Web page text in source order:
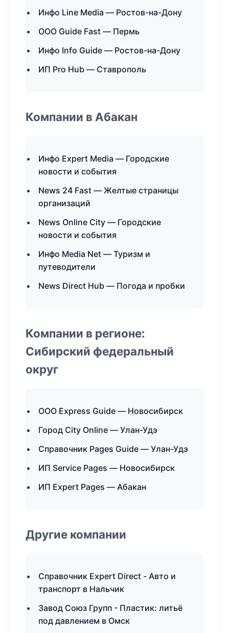
Инфо Line Media — Ростов-на-Дону
ООО Guide Fast — Пермь
Инфо Info Guide — Ростов-на-Дону
ИП Pro Hub — Ставрополь
Компании в Абакан
Инфо Expert Media — Городские
новости и события
News 24 Fast — Желтые страницы
организаций
News Online City — Городские
новости и события
Инфо Media Net — Туризм и
путеводители
News Direct Hub — Погода и пробки
Компании в регионе:
Сибирский федеральный
округ
ООО Express Guide — Новосибирск
Город City Online — Улан-Удэ
Справочник Pages Guide — Улан-Удэ
ИП Service Pages — Новосибирск
ИП Expert Pages — Абакан
Другие компании
Справочник Expert Direct - Авто и
транспорт в Нальчик
Завод Союз Групп - Пластик: литьё
под давлением в Омск